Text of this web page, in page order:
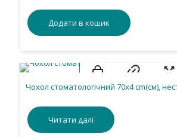
Додати в кошик
Чохол стоматологічний 70х4 cm(см),
Читати далі